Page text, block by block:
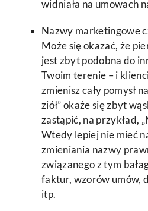
widniała na umowach
Nazwy marketingowe
Może się okazać, że
jest zbyt podobna do
Twoim terenie – i
zmienisz cały pomysł
ziół” okaże się zbyt
zastąpić, na przykład,
Wtedy lepiej nie mieć
zmieniania nazwy
związanego z tym
faktur, wzorów umów,
itp.